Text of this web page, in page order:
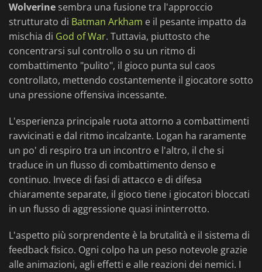
Wolverine sembra una fusione tra l'approccio
strutturato di Batman Arkham e il pesante impatto da
mischia di God of War. Tuttavia, piuttosto che
concentrarsi sul controllo o su un ritmo di
combattimento "pulito", il gioco punta sul caos
controllato, mettendo costantemente il giocatore sotto
una pressione offensiva incessante.
L'esperienza principale ruota attorno a combattimenti
ravvicinati e dal ritmo incalzante. Logan ha raramente
un po' di respiro tra un incontro e l'altro, il che si
traduce in un flusso di combattimento denso e
continuo. Invece di fasi di attacco e di difesa
chiaramente separate, il gioco tiene i giocatori bloccati
in un flusso di aggressione quasi ininterrotto.
L'aspetto più sorprendente è la brutalità e il sistema di
feedback fisico. Ogni colpo ha un peso notevole grazie
alle animazioni, agli effetti e alle reazioni dei nemici. I